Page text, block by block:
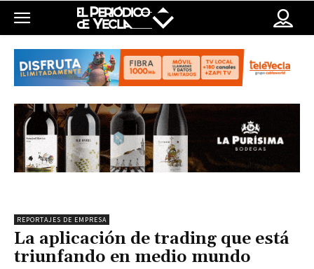
REPORTAJES DE EMPRESA
La aplicación de trading que está
triunfando en medio mundo